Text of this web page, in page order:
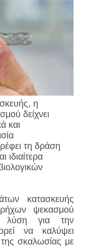
η
δείχνει
και
τη δράση
κατασκευής
ψεκασμού
λύση για την
να καλύψει
σκαλωσίας με